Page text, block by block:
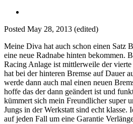
Posted May 28, 2013 (edited)
Meine Diva hat auch schon einen Satz
eine neue Radnabe hinten bekommen.
Racing Anlage ist mittlerweile der
hat bei der hinteren Bremse auf Dauer
werde dann auch mal einen neuen
hoffe das der dann geändert ist und
kümmert sich mein Freundlicher super
Jungs in der Werkstatt sind echt klasse.
auf jeden Fall um eine Garantie